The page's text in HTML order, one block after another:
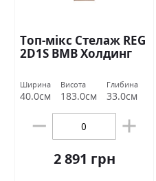
Топ-мікс Стелаж REG
2D1S ВМВ Холдинг
Ширина
40.0см
Висота
183.0см
Глибина
33.0см
2 891 грн